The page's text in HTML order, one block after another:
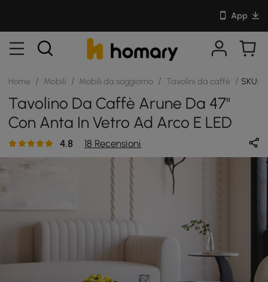
App
Home / Mobili / Mobili da soggiorno / Tavolini da caffè / SKU:
Tavolino Da Caffè Arune Da 47"
Con Anta In Vetro Ad Arco E LED
4.8 18 Recensioni